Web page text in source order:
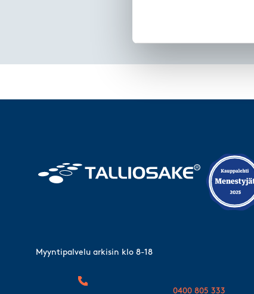
Myyntipalvelu arkisin klo 8-18
0400 805 333